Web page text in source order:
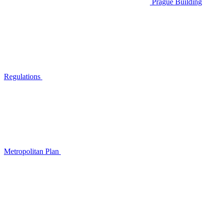
Prague Building
Regulations
Metropolitan Plan